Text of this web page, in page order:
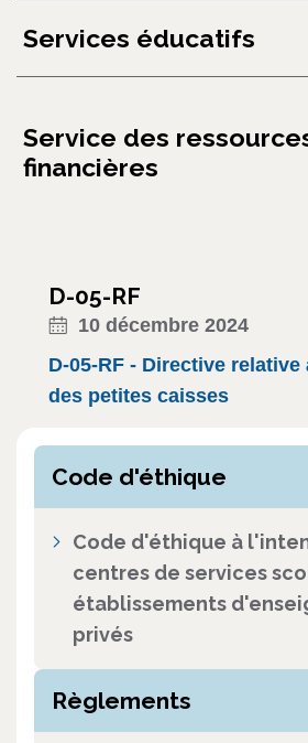
Services éducatifs
Service des
financières
D-05-RF
10 décembre 2024
D-05-RF - Directive relative
des petites caisses
Code d'éthique
Code d'éthique à
centres de services
établissements
privés
Règlements